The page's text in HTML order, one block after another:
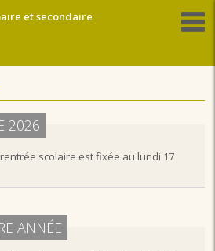
et secondaire
2026
scolaire est fixée au lundi 17
ANNÉE